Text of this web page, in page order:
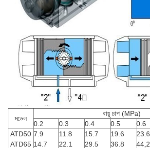
মডেল
বায়ু চাপ (MPa)
0.2
0.3 0.4 0.5 0.6
ATD50 7.9 11.8 15.7 19.6 23.6
ATD65 14.7 22.1 29.5 36.8 44,2